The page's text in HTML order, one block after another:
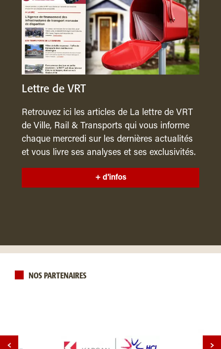
Lettre de VRT
Retrouvez ici les articles de La lettre de VRT
de Ville, Rail & Transports qui vous informe
chaque mercredi sur les dernières actualités
et vous livre ses analyses et ses exclusivités.
+ d'infos
NOS PARTENAIRES